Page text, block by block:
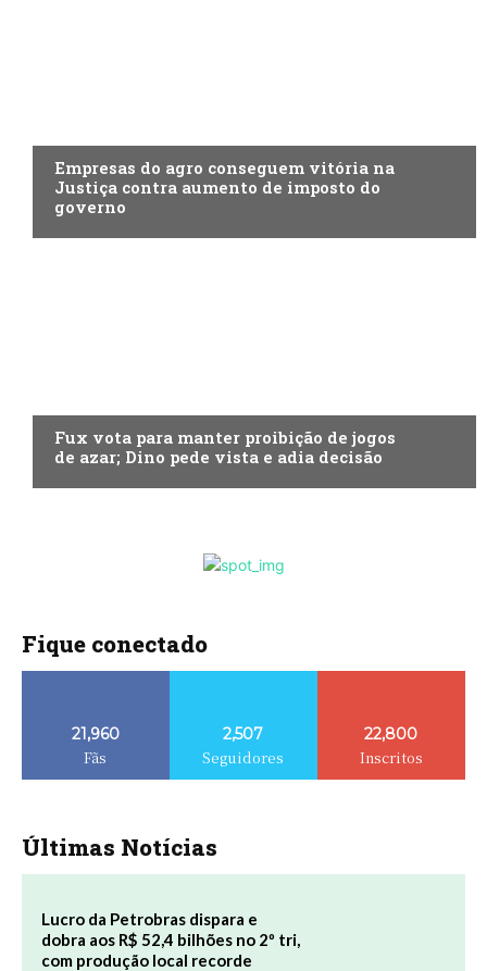
Empresas do agro conseguem vitória na
Justiça contra aumento de imposto do
governo
Fux vota para manter proibição de jogos
de azar; Dino pede vista e adia decisão
Fique conectado
21,960
Fãs
2,507
Seguidores
22,800
Inscritos
Últimas Notícias
Lucro da Petrobras dispara e
dobra aos R$ 52,4 bilhões no 2º tri,
com produção local recorde